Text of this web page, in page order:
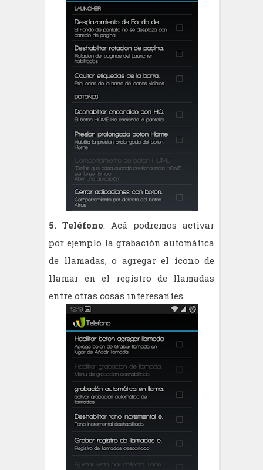
5. Teléfono: Acá podremos activar
por ejemplo la grabación automática
de llamadas, o agregar el ícono de
llamar en el registro de llamadas
entre otras cosas interesantes.